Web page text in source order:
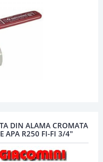
DIN ALAMA CROMATA
APA R250 FI-FI 3/4"